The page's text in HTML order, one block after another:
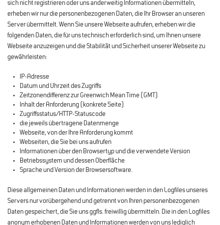
sich nicht registrieren oder uns anderweitig Informationen übermitteln,
erheben wir nur die personenbezogenen Daten, die Ihr Browser an unseren
Server übermittelt. Wenn Sie unsere Webseite aufrufen, erheben wir die
folgenden Daten, die für uns technisch erforderlich sind, um Ihnen unsere
Webseite anzuzeigen und die Stabilität und Sicherheit unserer Webseite zu
gewährleisten:
IP-Adresse
Datum und Uhrzeit des Zugriffs
Zeitzonendifferenz zur Greenwich Mean Time (GMT)
Inhalt der Anforderung (konkrete Seite)
Zugriffsstatus/HTTP-Statuscode
die jeweils übertragene Datenmenge
Webseite, von der Ihre Anforderung kommt
Webseiten, die Sie bei uns aufrufen
Informationen über den Browsertyp und die verwendete Version
Betriebssystem und dessen Oberfläche
Sprache und Version der Browsersoftware.
Diese allgemeinen Daten und Informationen werden in den Logfiles unseres
Servers nur vorübergehend und getrennt von Ihren personenbezogenen
Daten gespeichert, die Sie uns ggfls. freiwillig übermitteln. Die in den Logfiles
anonym erhobenen Daten und Informationen werden von uns lediglich